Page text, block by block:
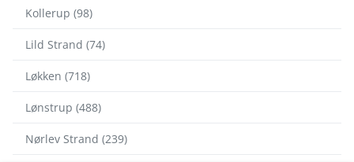
Kollerup (98)
Lild Strand (74)
Løkken (718)
Lønstrup (488)
Nørlev Strand (239)